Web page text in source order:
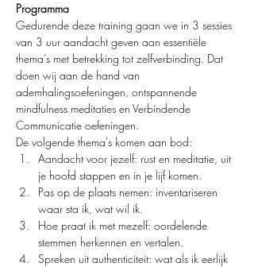
Programma
Gedurende deze training gaan we in 3 sessies
van 3 uur aandacht geven aan essentiële
thema’s met betrekking tot zelfverbinding. Dat
doen wij aan de hand van
ademhalingsoefeningen, ontspannende
mindfulness meditaties en Verbindende
Communicatie oefeningen.
De volgende thema's komen aan bod:
Aandacht voor jezelf: rust en meditatie, uit
je hoofd stappen en in je lijf komen.
Pas op de plaats nemen: inventariseren
waar sta ik, wat wil ik.
Hoe praat ik met mezelf: oordelende
stemmen herkennen en vertalen.
Spreken uit authenticiteit: wat als ik eerlijk